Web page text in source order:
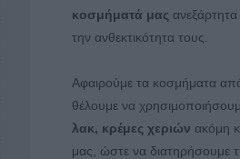
κοσμήματά μας
την ανθεκτικότητα τους.
Αφαιρούμε τα κοσμήματα
θέλουμε να
λακ, κρέμες χεριών ακόμη
μας, ώστε να διατηρήσουμε